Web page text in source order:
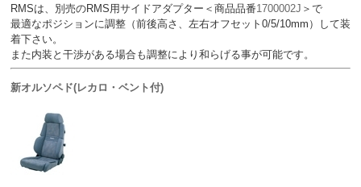
RMSは、別売のRMS用サイドアダプター＜商品品番1700002J ＞で
最適なポジションに調整（前後高さ、左右オフセット0/5/10mm）して装
着下さい。
また内装と干渉がある場合も調整により和らげる事が可能です。
新オルソペド(レカロ・ベント付)